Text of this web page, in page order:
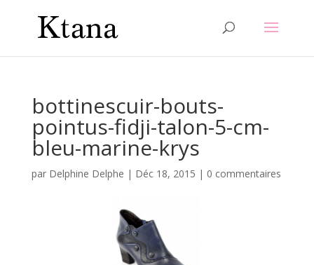
bottinescuir-bouts-
pointus-fidji-talon-5-cm-
bleu-marine-krys
par Delphine Delphe | Déc 18, 2015 | 0 commentaires